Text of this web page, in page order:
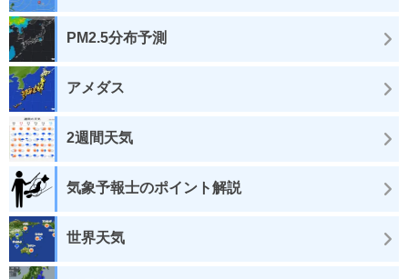
PM2.5分布予測
アメダス
2週間天気
気象予報士のポイント解説
世界天気